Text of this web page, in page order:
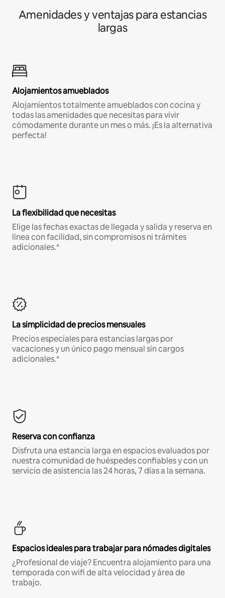
Amenidades y ventajas para estancias
largas
Alojamientos amueblados
Alojamientos totalmente amueblados con cocina y
todas las amenidades que necesitas para vivir
cómodamente durante un mes o más. ¡Es la alternativa
perfecta!
La flexibilidad que necesitas
Elige las fechas exactas de llegada y salida y reserva en
línea con facilidad, sin compromisos ni trámites
adicionales.*
La simplicidad de precios mensuales
Precios especiales para estancias largas por
vacaciones y un único pago mensual sin cargos
adicionales.*
Reserva con confianza
Disfruta una estancia larga en espacios evaluados por
nuestra comunidad de huéspedes confiables y con un
servicio de asistencia las 24 horas, 7 días a la semana.
Espacios ideales para trabajar para nómades digitales
¿Profesional de viaje? Encuentra alojamiento para una
temporada con wifi de alta velocidad y área de
trabajo.